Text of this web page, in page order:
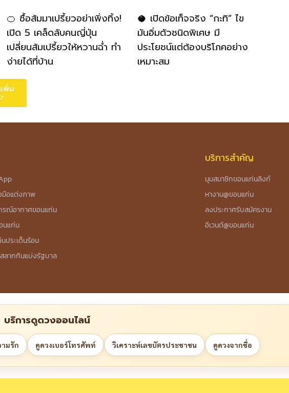
🍊 ซื้อส้มมาเปรี้ยวอย่าเพิ่งทิ้ง!
เปิด 5 เคล็ดลับคนญี่ปุ่น
เปลี่ยนส้มเปรี้ยวให้หวานฉ่ำ ทำ
ง่ายได้ที่บ้าน
🥥 เปิดข้อเท็จจริง “กะทิ” ไข
มันอิ่มตัวชนิดพิเศษ มี
ประโยชน์แต่ต้องบริโภคอย่าง
เหมาะสม
พิ่ม
มือแต่งภาพ
ณ์อากาศขอนแก่น
นแก่น
นประเด็นร้อน
ลากกินแบ่งรัฐบาล
บริการสำคัญ
มุมสมาชิกขอนแก่นลิงก์
หางาน@ขอนแก่น
ลงประกาศรับสมัครงาน
อีเวนต์@ขอนแก่น
บริการดูดวงออนไลน์
มรัก ดูดวงเบอร์โทรศัพท์ วิเคราะห์เลขบัตรประชาชน ดูดวงจากชื่อ